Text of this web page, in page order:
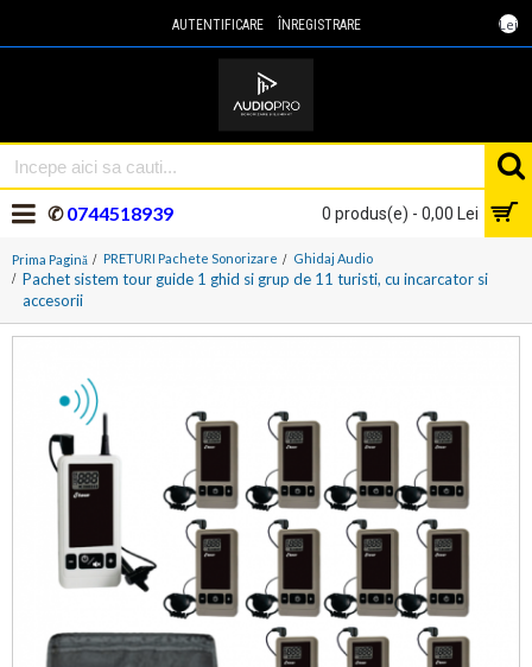
Lei
AUTENTIFICARE ÎNREGISTRARE
0 produs(e) - 0,00 Lei
✆0744518939
Prima Pagină PRETURI Pachete Sonorizare Ghidaj Audio
Pachet sistem tour guide 1 ghid si grup de 11 turisti, cu incarcator si
accesorii